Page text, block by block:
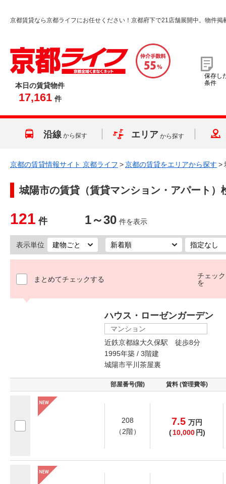
京都賃貸なら京都ライフにお任せください！京都府下で21店舗展開中。物件掲
本日の賃貸物件
17,161 件
保存し
条件
沿線 から探す エリア から探す
京都の賃貸情報サイト 京都ライフ >京都の賃貸をエリアから探す >
城陽市の賃貸（賃貸マンション・アパート）
121 件 1～30 件を表示
表示単位
まとめてチェックする
チェッ
を
ハウス・ローゼンガーデン
マンション
近鉄京都線大久保駅 徒歩8分
1995年築 / 3階建
城陽市平川茶屋裏
部屋番号(階) 賃料 (管理費等)
208
（2階）
7.5 万円
(10,000 円)